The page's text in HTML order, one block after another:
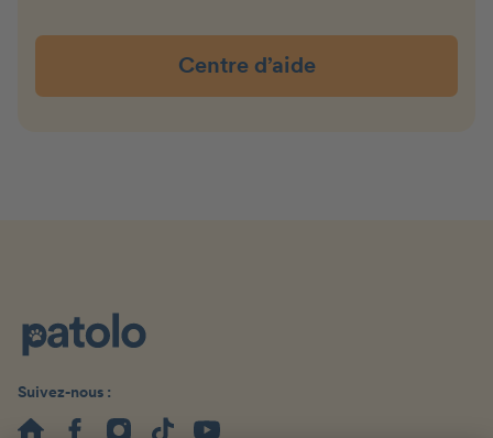
Centre d’aide
Suivez-nous :